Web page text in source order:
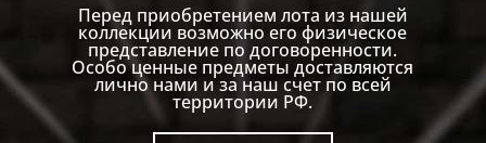
Перед приобретением лота из нашей
коллекции возможно его физическое
представление по договоренности.
Особо ценные предметы доставляются
лично нами и за наш счет по всей
территории РФ.